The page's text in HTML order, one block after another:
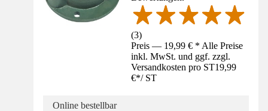
(3)
Preis — 19,99 € * Alle Preise
inkl. MwSt. und ggf. zzgl.
Versandkosten pro ST19,99
€*/ ST
Online bestellbar